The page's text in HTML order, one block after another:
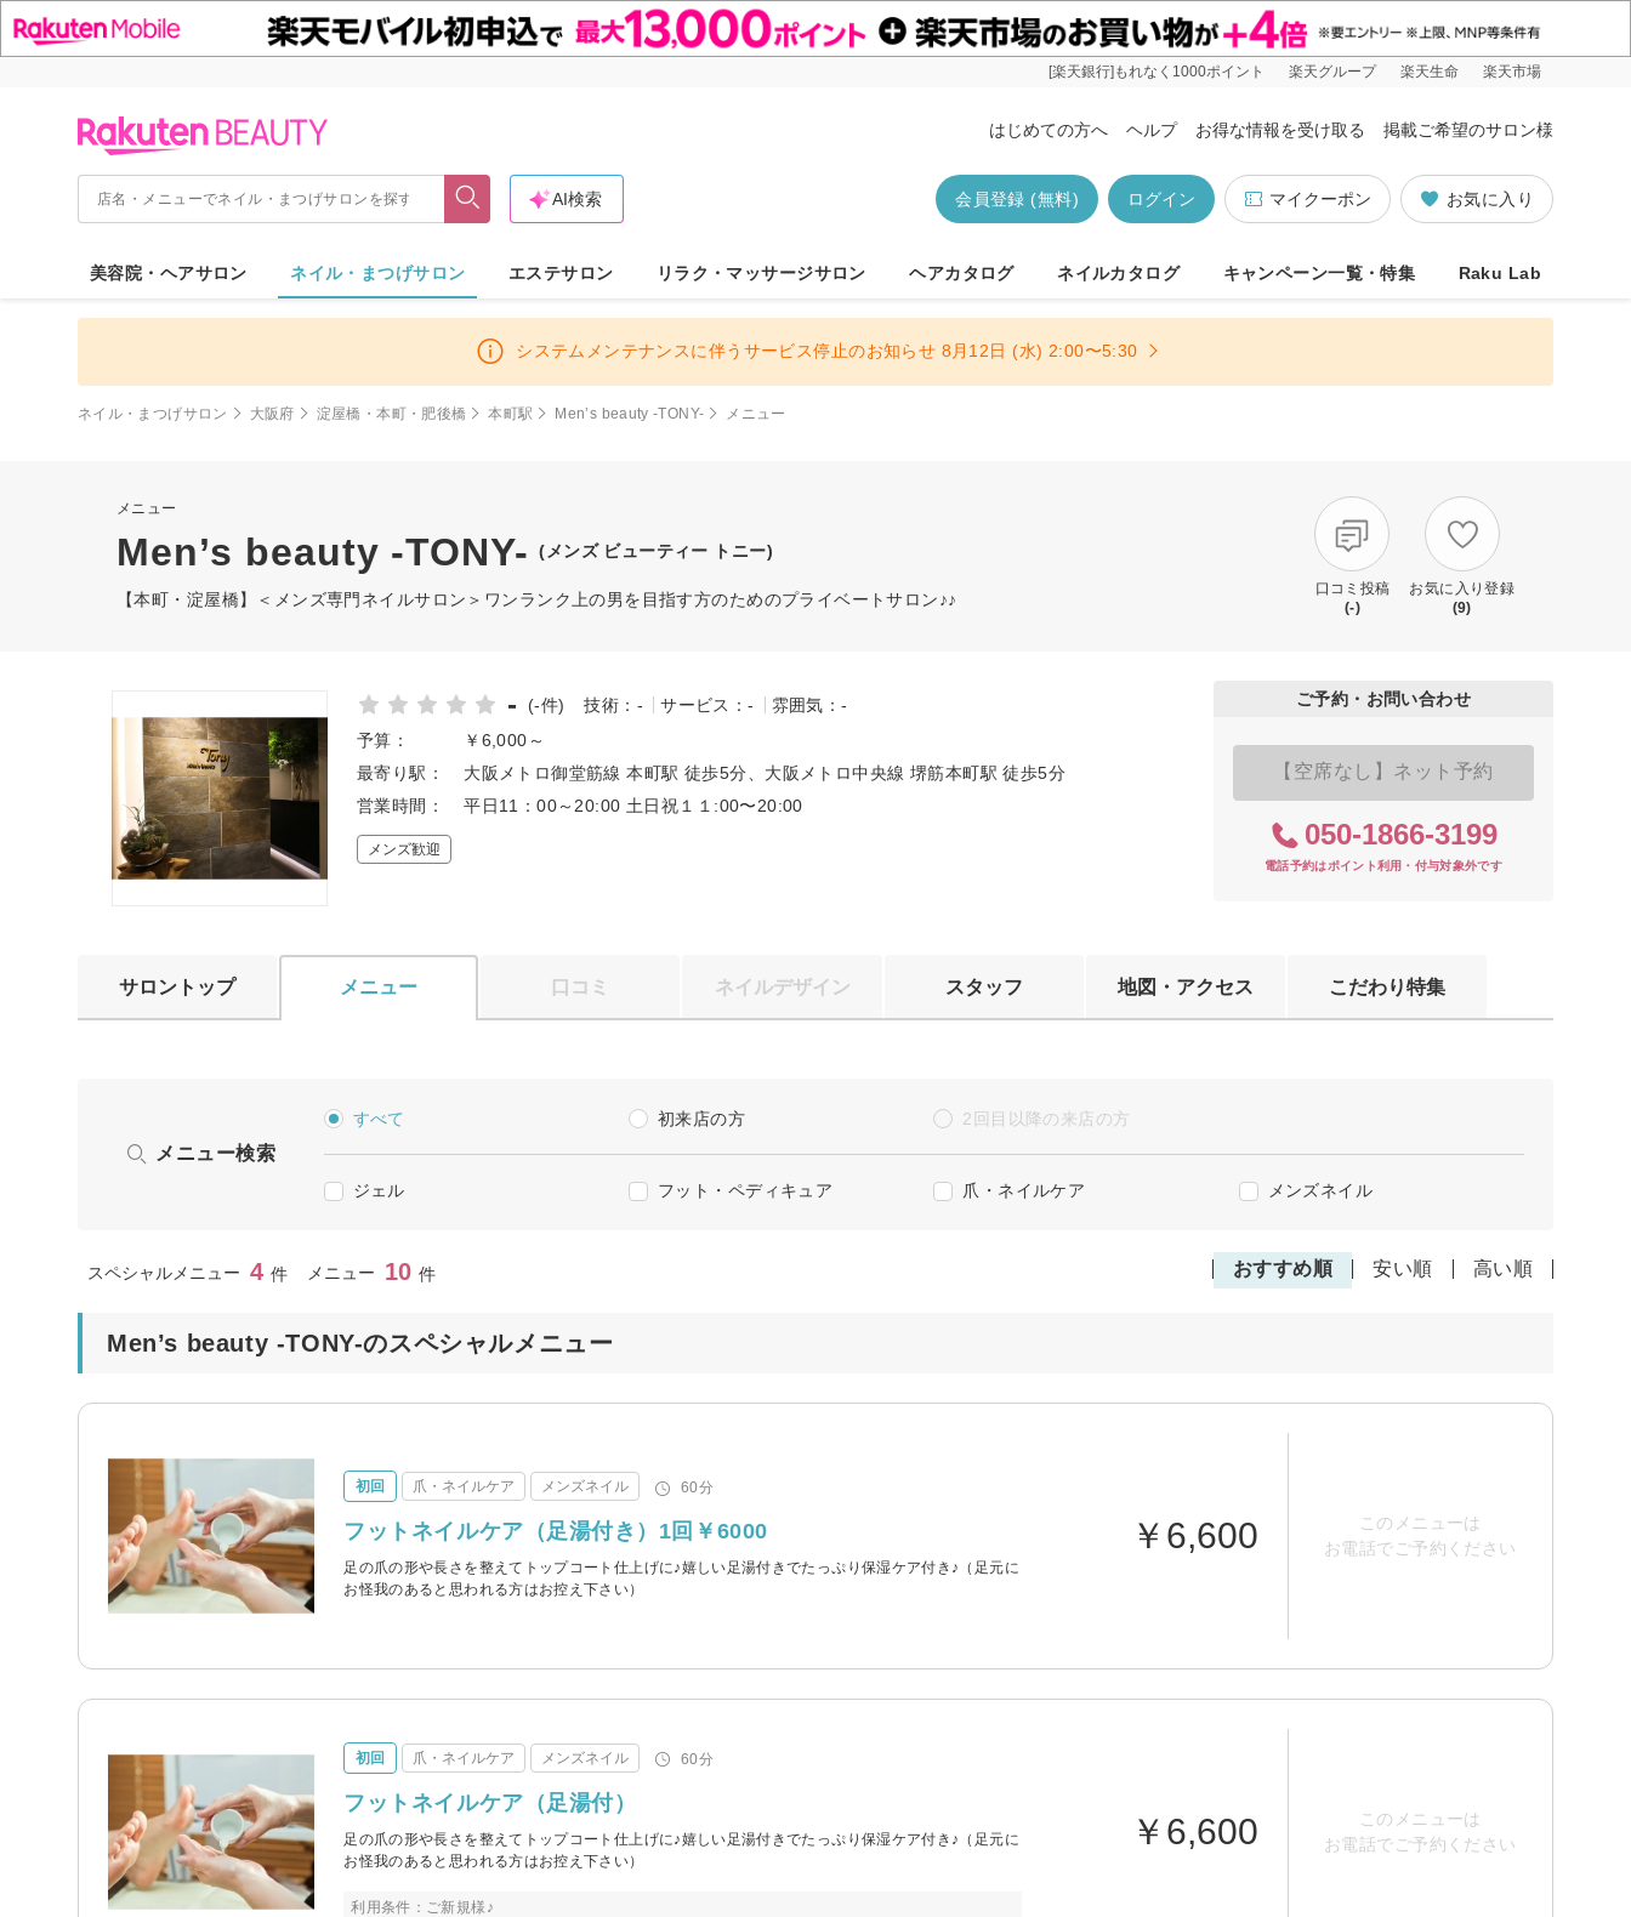
[楽天銀行]もれなく1000ポイント 楽天グループ 楽天生命 楽天市場
はじめての方へ ヘルプ お得な情報を受け取る 掲載ご希望のサロン様
お気に入り
マイクーポン
ログイン
会員登録 (無料)
AI検索
美容院・ヘアサロン ネイル・まつげサロン エステサロン リラク・マッサージサロン ヘアカタログ ネイルカタログ キャンペーン一覧・特集 Raku Lab
システムメンテナンスに伴うサービス停止のお知らせ 8月12日 (水) 2:00〜5:30
ネイル・まつげサロン 大阪府 淀屋橋・本町・肥後橋 本町駅 Men’s beauty -TONY- メニュー
メニュー
Men’s beauty -TONY- (メンズ ビューティー トニー)
【本町・淀屋橋】＜メンズ専門ネイルサロン＞ワンランク上の男を目指す方のためのプライベートサロン♪♪
口コミ投稿
(-)
お気に入り登録
(9)
- (-件) 技術：- サービス：-
雰囲気：-
予算：
￥6,000～
最寄り駅：
大阪メトロ御堂筋線 本町駅 徒歩5分、大阪メトロ中央線 堺筋本町駅 徒歩5分
営業時間：
平日11：00～20:00 土日祝１１:00〜20:00
メンズ歓迎
ご予約・お問い合わせ
【空席なし】ネット予約
050-1866-3199
電話予約はポイント利用・付与対象外です
サロントップ メニュー 口コミ ネイルデザイン スタッフ 地図・アクセス こだわり特集
メニュー検索
すべて 初来店の方 2回目以降の来店の方
ジェル フット・ペディキュア 爪・ネイルケア メンズネイル
スペシャルメニュー 4 件 メニュー 10 件 おすすめ順 安い順 高い順
Men’s beauty -TONY-のスペシャルメニュー
初回 爪・ネイルケア メンズネイル 60分
フットネイルケア（足湯付き）1回￥6000
足の爪の形や長さを整えてトップコート仕上げに♪嬉しい足湯付きでたっぷり保湿ケア付き♪（足元に
お怪我のあると思われる方はお控え下さい）
￥6,600
このメニューは
お電話でご予約ください
初回 爪・ネイルケア メンズネイル 60分
フットネイルケア（足湯付）
足の爪の形や長さを整えてトップコート仕上げに♪嬉しい足湯付きでたっぷり保湿ケア付き♪（足元に
お怪我のあると思われる方はお控え下さい）
利用条件：ご新規様♪
￥6,600
このメニューは
お電話でご予約ください